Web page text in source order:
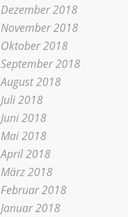
Dezember 2018
November 2018
Oktober 2018
September 2018
August 2018
Juli 2018
Juni 2018
Mai 2018
April 2018
März 2018
Februar 2018
Januar 2018